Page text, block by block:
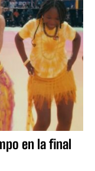
en la final